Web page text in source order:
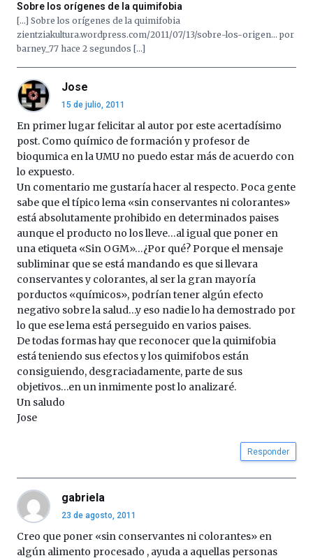
Sobre los orígenes de la quimifobia
[…] Sobre los orígenes de la quimifobia
zientziakultura.wordpress.com/2011/07/13/sobre-los-origen… por
barney_77 hace 2 segundos […]
Jose
15 de julio, 2011
En primer lugar felicitar al autor por este acertadísimo
post. Como químico de formación y profesor de
bioqumica en la UMU no puedo estar más de acuerdo con
lo expuesto.
Un comentario me gustaría hacer al respecto. Poca gente
sabe que el típico lema «sin conservantes ni colorantes»
está absolutamente prohibido en determinados paises
aunque el producto no los lleve…al igual que poner en
una etiqueta «Sin OGM»…¿Por qué? Porque el mensaje
subliminar que se está mandando es que si llevara
conservantes y colorantes, al ser la gran mayoría
porductos «químicos», podrían tener algún efecto
negativo sobre la salud…y eso nadie lo ha demostrado por
lo que ese lema está perseguido en varios paises.
De todas formas hay que reconocer que la quimifobia
está teniendo sus efectos y los quimifobos están
consiguiendo, desgraciadamente, parte de sus
objetivos…en un inmimente post lo analizaré.
Un saludo
Jose
Responder
gabriela
23 de agosto, 2011
Creo que poner «sin conservantes ni colorantes» en
algún alimento procesado , ayuda a aquellas personas